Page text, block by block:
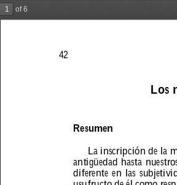
of 6
42
Los
Resumen
La inscripción de la
antigüedad hasta nuestr
diferente en las